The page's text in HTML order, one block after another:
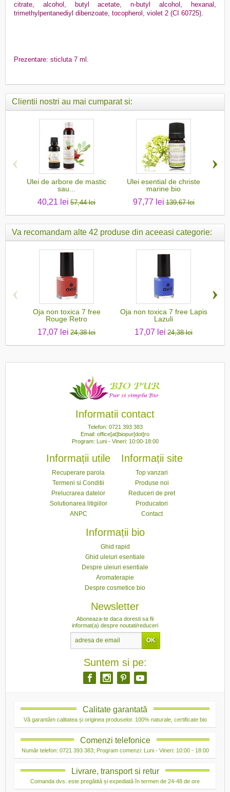
citrate, alcohol, butyl acetate, n-butyl alcohol, hexanal,
trimethylpentanediyl dibenzoate, tocopherol, violet 2 (CI 60725).
Prezentare: sticluta 7 ml.
Clientii nostri au mai cumparat si:
Ulei de arbore de mastic
sau...
40,21 lei 57,44 lei
Ulei esential de christe
marine bio
97,77 lei 139,67 lei
‹ ›
Va recomandam alte 42 produse din aceeasi categorie:
Oja non toxica 7 free
Rouge Retro
17,07 lei 24,38 lei
Oja non toxica 7 free Lapis
Lazuli
17,07 lei 24,38 lei
‹ ›
Informatii contact
Telefon: 0721 393 383
Email: office[at]biopur[dot]ro
Program: Luni - Vineri: 10:00-18:00
Informații utile
Recuperare parola
Termeni si Conditii
Prelucrarea datelor
Solutionarea litigiilor
ANPC
Informații site
Top vanzari
Produse noi
Reduceri de pret
Producatori
Contact
Informații bio
Ghid rapid
Ghid uleiuri esentiale
Despre uleiuri esentiale
Aromaterapie
Despre cosmetice bio
Newsletter
Aboneaza-te daca doresti sa fii
informat(a) despre noutati/reduceri
Suntem si pe:
Calitate garantată
Vă garantăm calitatea și originea produselor. 100% naturale, certificate bio
Comenzi telefonice
Număr telefon: 0721 393 383; Program comenzi: Luni - Vineri: 10:00 - 18:00
Livrare, transport si retur
Comanda dvs. este pregătită și expediată în termen de 24-48 de ore